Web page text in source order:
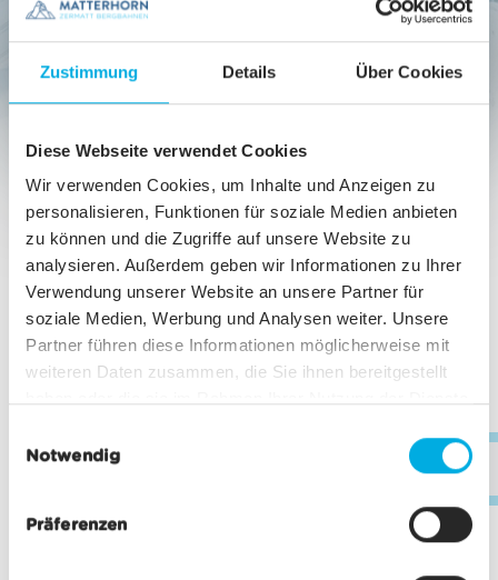
Zustimmung Details Über Cookies
Diese Webseite verwendet Cookies
Wir verwenden Cookies, um Inhalte und Anzeigen zu
personalisieren, Funktionen für soziale Medien anbieten
zu können und die Zugriffe auf unsere Website zu
analysieren. Außerdem geben wir Informationen zu Ihrer
Verwendung unserer Website an unsere Partner für
soziale Medien, Werbung und Analysen weiter. Unsere
Partner führen diese Informationen möglicherweise mit
weiteren Daten zusammen, die Sie ihnen bereitgestellt
Notwendig
Präferenzen
Quand les visions deviennent réalité. Après des
années de travail de pionnier, la liaison à l’année
entre la destination mondiale de Zermatt et la
station italienne de Breuil-Cervinia devient réalité.
Une expérience hors du commun: voyager au-
dessus de fascinants paysages montagneux